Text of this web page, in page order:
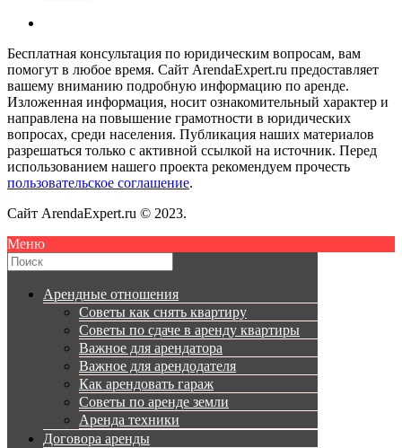
Бесплатная консультация по юридическим вопросам, вам
помогут в любое время. Сайт ArendaExpert.ru предоставляет
вашему вниманию подробную информацию по аренде.
Изложенная информация, носит ознакомительный характер и
направлена на повышение грамотности в юридических
вопросах, среди населения. Публикация наших материалов
разрешаться только с активной ссылкой на источник. Перед
использованием нашего проекта рекомендуем прочесть
пользовательское соглашение.
Сайт ArendaExpert.ru © 2023.
Меню
Арендные отношения
Советы как снять квартиру
Советы по сдаче в аренду квартиры
Важное для арендатора
Важное для арендодателя
Как арендовать гараж
Советы по аренде земли
Аренда техники
Договора аренды